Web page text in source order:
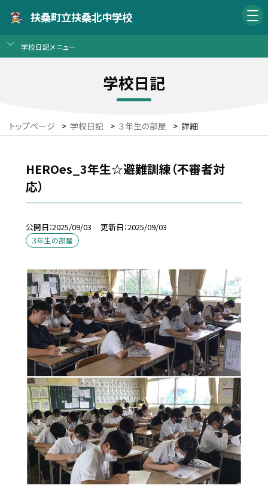
扶桑町立扶桑北中学校
学校日記メニュー
学校日記
トップページ > 学校日記 > ３年生の部屋 > 詳細
HEROes_3年生☆避難訓練（不審者対
応）
公開日 2025/09/03 更新日 2025/09/03
３年生の部屋